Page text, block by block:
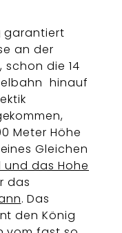
garantiert
an der
, schon die 14
hinauf
Meter Höhe
Gleichen
und das Hohe
das
. Das
den König